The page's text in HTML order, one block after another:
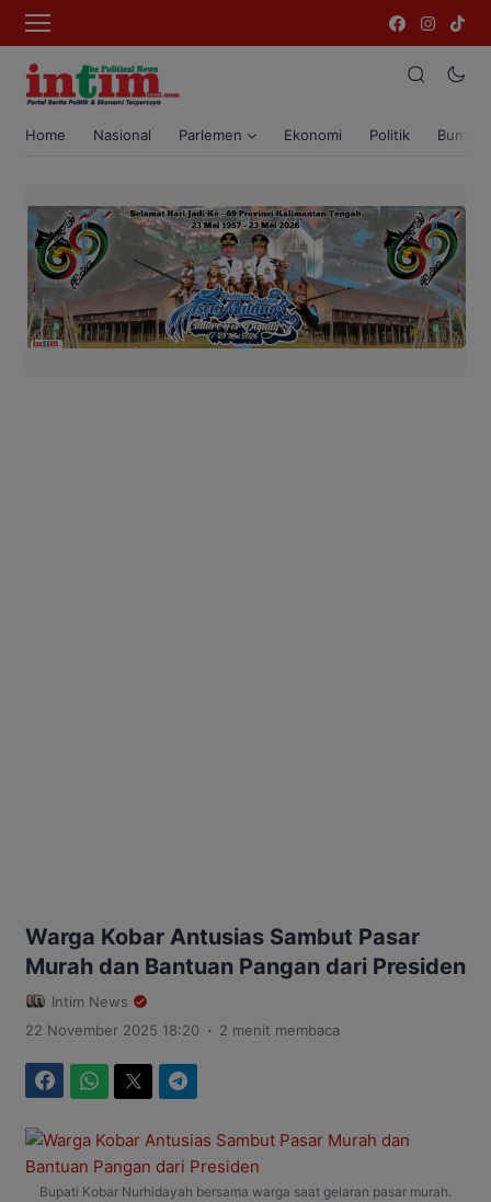
Home Nasional Parlemen Ekonomi Politik Bumi
Warga Kobar Antusias Sambut Pasar
Murah dan Bantuan Pangan dari Presiden
Intim News
22 November 2025 18:20 . 2 menit membaca
Bupati Kobar Nurhidayah bersama warga saat gelaran pasar murah.